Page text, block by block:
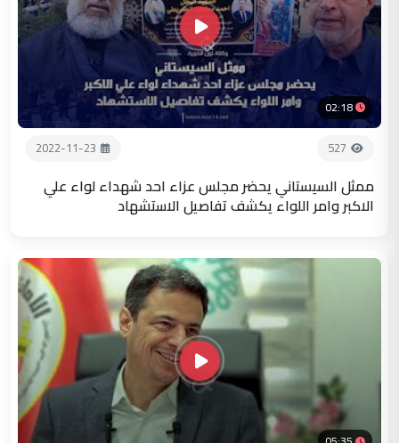
02:18
527
2022-11-23
ممثل السيستاني يحضر مجلس عزاء احد شهداء لواء علي
الاكبر وامر اللواء يكشف تفاصيل الاستشهاد